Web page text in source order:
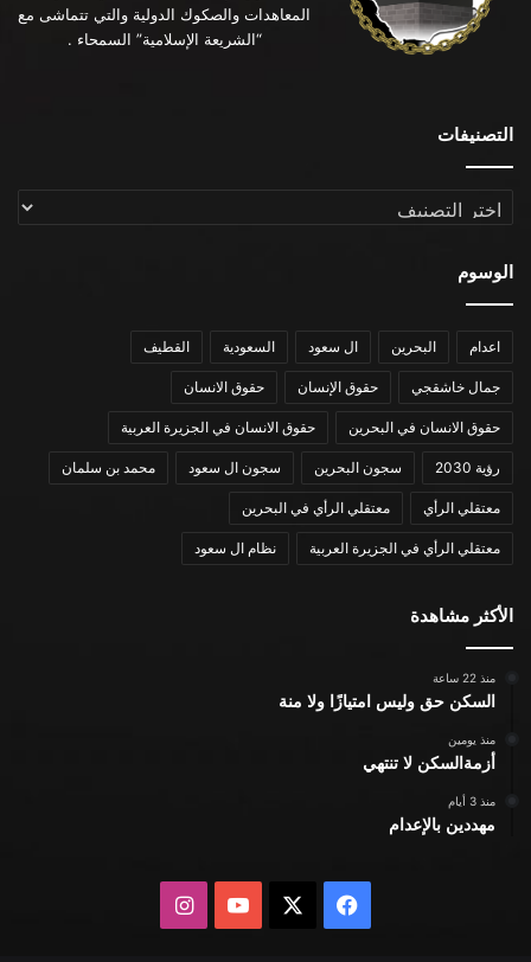
المعاهدات والصكوك الدولية والتي تتماشى مع
“الشريعة الإسلامية” السمحاء .
التصنيفات
التصنيفات
الوسوم
اعدام البحرين ال سعود السعودية القطيف
جمال خاشقجي حقوق الإنسان حقوق الانسان
حقوق الانسان في البحرين حقوق الانسان في الجزيرة العربية
رؤية 2030 سجون البحرين سجون ال سعود محمد بن سلمان
معتقلي الرأي معتقلي الرأي في البحرين
معتقلي الرأي في الجزيرة العربية نظام ال سعود
الأكثر مشاهدة
منذ 22 ساعة
السكن حق وليس امتيازًا ولا منة
منذ يومين
أزمةالسكن لا تنتهي
منذ 3 أيام
مهددين بالإعدام
فيسبوك يوتيوبانستقرام